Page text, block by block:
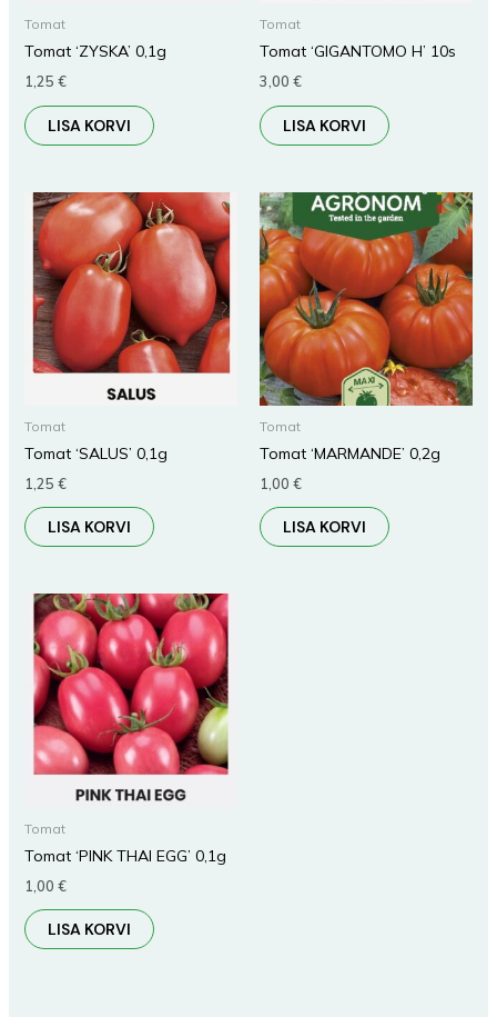
Tomat
Tomat ‘ZYSKA’ 0,1g
1,25 €
LISA KORVI
Tomat
Tomat ‘GIGANTOMO H’ 10s
3,00 €
LISA KORVI
Tomat
Tomat ‘SALUS’ 0,1g
1,25 €
LISA KORVI
Tomat
Tomat ‘MARMANDE’ 0,2g
1,00 €
LISA KORVI
Tomat
Tomat ‘PINK THAI EGG’ 0,1g
1,00 €
LISA KORVI